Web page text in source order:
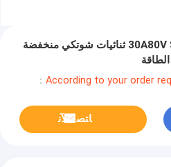
30A80V SBT30L80FCT TO-220F ثنائيات شوتكي منخفضة
MOQ：
ﺎﺘﺼﻟ ﺍﻶﻧ